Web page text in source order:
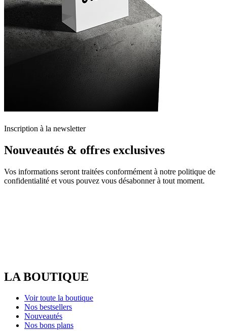
Inscription à la newsletter
Nouveautés & offres exclusives
Vos informations seront traitées conformément à notre politique de
confidentialité et vous pouvez vous désabonner à tout moment.
LA BOUTIQUE
Voir toute la boutique
Nos bestsellers
Nouveautés
Nos bons plans